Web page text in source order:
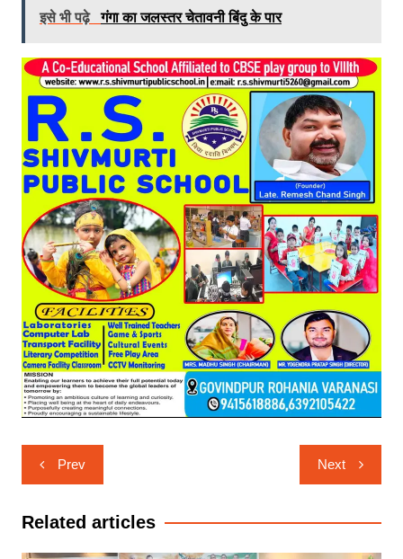
इसे भी पढ़े गंगा का जलस्तर चेतावनी बिंदु के पार
Post
navigation
Prev Next
Related articles